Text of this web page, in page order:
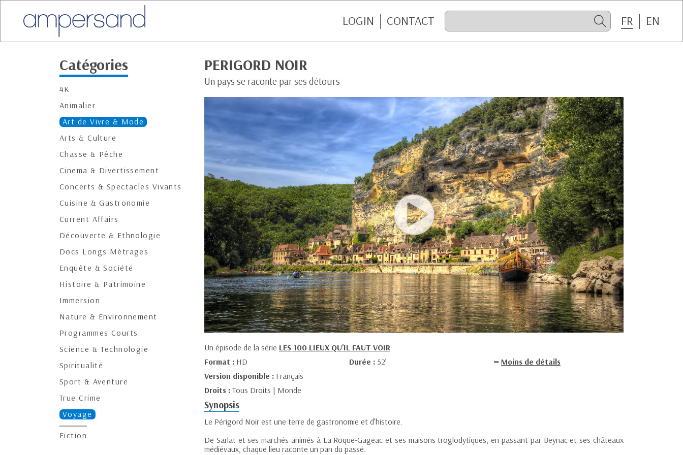
LOGIN CONTACT FR EN
Catégories
4K
Animalier
Art de Vivre & Mode
Arts & Culture
Chasse & Pêche
Cinema & Divertissement
Concerts & Spectacles Vivants
Cuisine & Gastronomie
Current Affairs
Découverte & Ethnologie
Docs Longs Métrages
Enquête & Société
Histoire & Patrimoine
Immersion
Nature & Environnement
Programmes Courts
Science & Technologie
Spiritualité
Sport & Aventure
True Crime
Voyage
Fiction
PERIGORD NOIR
Un pays se raconte par ses détours
Un épisode de la série LES 100 LIEUX QU'IL FAUT VOIR
Format : HD Durée : 52’
Moins de détails
Version disponible : Français
Droits :Tous Droits | Monde
Synopsis
Le Périgord Noir est une terre de gastronomie et d’histoire.
De Sarlat et ses marchés animés à La Roque-Gageac et ses maisons troglodytiques, en passant par Beynac et ses châteaux
médiévaux, chaque lieu raconte un pan du passé.